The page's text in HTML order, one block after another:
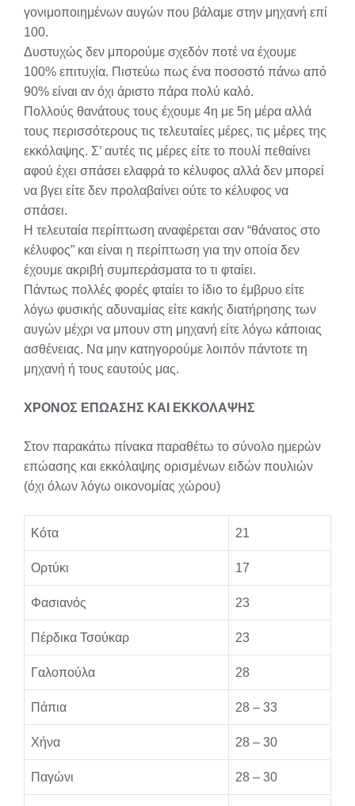
γονιμοποιημένων αυγών που βάλαμε στην μηχανή επί
100.
Δυστυχώς δεν μπορούμε σχεδόν ποτέ να έχουμε
100% επιτυχία. Πιστεύω πως ένα ποσοστό πάνω από
90% είναι αν όχι άριστο πάρα πολύ καλό.
Πολλούς θανάτους τους έχουμε 4η με 5η μέρα αλλά
τους περισσότερους τις τελευταίες μέρες, τις μέρες της
εκκόλαψης. Σ’ αυτές τις μέρες είτε το πουλί πεθαίνει
αφού έχει σπάσει ελαφρά το κέλυφος αλλά δεν μπορεί
να βγει είτε δεν προλαβαίνει ούτε το κέλυφος να
σπάσει.
Η τελευταία περίπτωση αναφέρεται σαν “θάνατος στο
κέλυφος” και είναι η περίπτωση για την οποία δεν
έχουμε ακριβή συμπεράσματα το τι φταίει.
Πάντως πολλές φορές φταίει το ίδιο το έμβρυο είτε
λόγω φυσικής αδυναμίας είτε κακής διατήρησης των
αυγών μέχρι να μπουν στη μηχανή είτε λόγω κάποιας
ασθένειας. Να μην κατηγορούμε λοιπόν πάντοτε τη
μηχανή ή τους εαυτούς μας.
ΧΡΟΝΟΣ ΕΠΩΑΣΗΣ ΚΑΙ ΕΚΚΟΛΑΨΗΣ
Στον παρακάτω πίνακα παραθέτω το σύνολο ημερών
επώασης και εκκόλαψης ορισμένων ειδών πουλιών
(όχι όλων λόγω οικονομίας χώρου)
Κότα 21
Ορτύκι 17
Φασιανός 23
Πέρδικα Τσούκαρ 23
Γαλοπούλα 28
Πάπια 28 – 33
Χήνα 28 – 30
Παγώνι 28 – 30